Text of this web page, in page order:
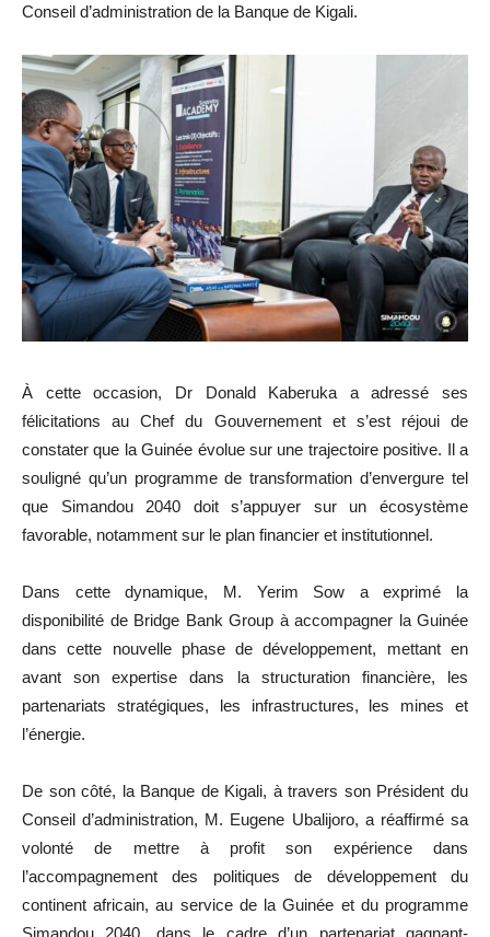
Conseil d’administration de la Banque de Kigali.
À cette occasion, Dr Donald Kaberuka a adressé ses
félicitations au Chef du Gouvernement et s’est réjoui de
constater que la Guinée évolue sur une trajectoire positive. Il a
souligné qu’un programme de transformation d’envergure tel
que Simandou 2040 doit s’appuyer sur un écosystème
favorable, notamment sur le plan financier et institutionnel.
Dans cette dynamique, M. Yerim Sow a exprimé la
disponibilité de Bridge Bank Group à accompagner la Guinée
dans cette nouvelle phase de développement, mettant en
avant son expertise dans la structuration financière, les
partenariats stratégiques, les infrastructures, les mines et
l’énergie.
De son côté, la Banque de Kigali, à travers son Président du
Conseil d’administration, M. Eugene Ubalijoro, a réaffirmé sa
volonté de mettre à profit son expérience dans
l’accompagnement des politiques de développement du
continent africain, au service de la Guinée et du programme
Simandou 2040, dans le cadre d’un partenariat gagnant-